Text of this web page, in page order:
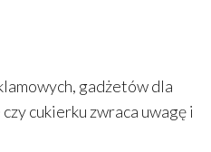
gadżetów dla
cukierku zwraca uwagę i